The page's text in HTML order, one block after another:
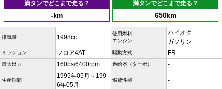
満タンでどこまで走る？
-km
満タンでどこまで走る？
650km
排気量 1998cc
使用燃料
エンジン
ハイオク
ガソリン
ミッション フロア4AT 駆動方式 FR
最大出力 160ps/6400rpm 過給器（ターボ） -
生産期間
1995年05月～199
6年05月
燃費性能 -